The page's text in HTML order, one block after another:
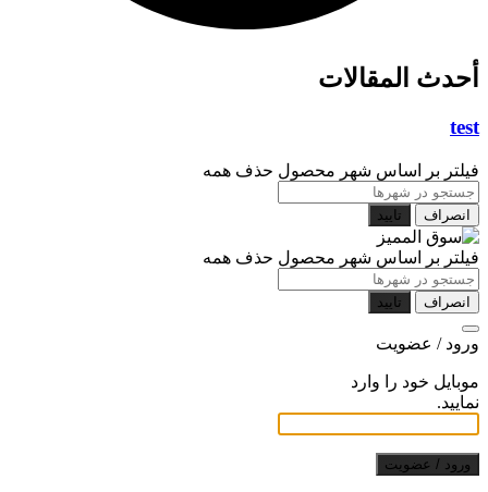
أحدث المقالات
test
فیلتر بر اساس شهر محصول حذف همه
انصراف تایید
فیلتر بر اساس شهر محصول حذف همه
انصراف تایید
ورود / عضویت
موبایل خود را وارد
نمایید.
ورود / عضویت